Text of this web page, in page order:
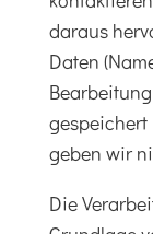
daraus
Daten
geben wir
Die